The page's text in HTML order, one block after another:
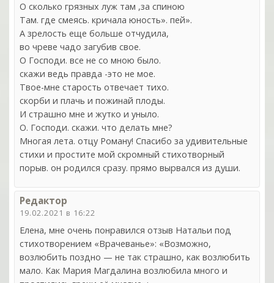
О сколько грязных луж там ,за спиною
Там. где смеясь. кричала юность». пей».
А зрелость еще больше отчудила,
во чреве чадо загубив свое.
О Господи. все не со мною было.
скажи ведь правда -это не мое.
Твое-мне старость отвечает тихо.
скорби и плачь и пожинай плоды.
И страшно мне и жутко и уныло.
О. Господи. скажи. что делать мне?
Многая лета. отцу Роману! Спасибо за удивительные
стихи и простите мой скромный стихотворный
порыв. он родился сразу. прямо вырвался из души.
Редактор
19.02.2021 в 16:22
Елена, мне очень понравился отзыв Натальи под
стихотворением «Врачеванье»: «Возможно,
возлюбить поздно — не так страшно, как возлюбить
мало. Как Мария Магдалина возлюбила много и